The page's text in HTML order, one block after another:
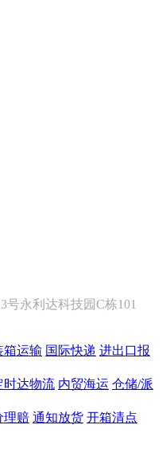
永利达科技园C栋101
箱运输 国际快递 进出口报
时达物流 内贸海运 仓储/派
理赔 通知放货 开箱清点